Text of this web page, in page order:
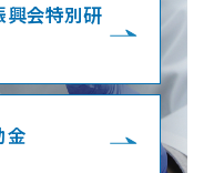
興会特別研
金